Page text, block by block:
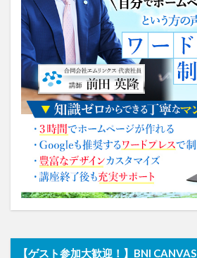
【ゲスト参加大歓迎！】BNI CANVAS